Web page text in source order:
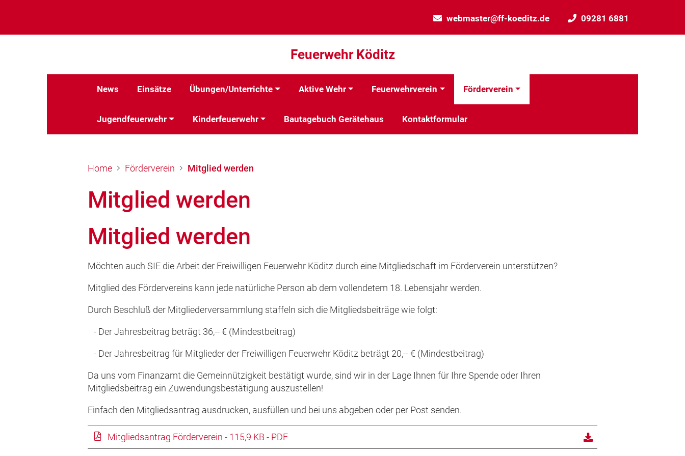
webmaster@ff-koeditz.de 09281 6881
Feuerwehr Köditz
News Einsätze Übungen/Unterrichte Aktive Wehr Feuerwehrverein Förderverein
Jugendfeuerwehr Kinderfeuerwehr Bautagebuch Gerätehaus Kontaktformular
Home Förderverein Mitglied werden
Mitglied werden
Mitglied werden
Möchten auch SIE die Arbeit der Freiwilligen Feuerwehr Köditz durch eine Mitgliedschaft im Förderverein unterstützen?
Mitglied des Fördervereins kann jede natürliche Person ab dem vollendetem 18. Lebensjahr werden.
Durch Beschluß der Mitgliederversammlung staffeln sich die Mitgliedsbeiträge wie folgt:
- Der Jahresbeitrag beträgt 36,-- € (Mindestbeitrag)
- Der Jahresbeitrag für Mitglieder der Freiwilligen Feuerwehr Köditz beträgt 20,-- € (Mindestbeitrag)
Da uns vom Finanzamt die Gemeinnützigkeit bestätigt wurde, sind wir in der Lage Ihnen für Ihre Spende oder Ihren
Mitgliedsbeitrag ein Zuwendungsbestätigung auszustellen!
Einfach den Mitgliedsantrag ausdrucken, ausfüllen und bei uns abgeben oder per Post senden.
Mitgliedsantrag Förderverein - 115,9 KB - PDF